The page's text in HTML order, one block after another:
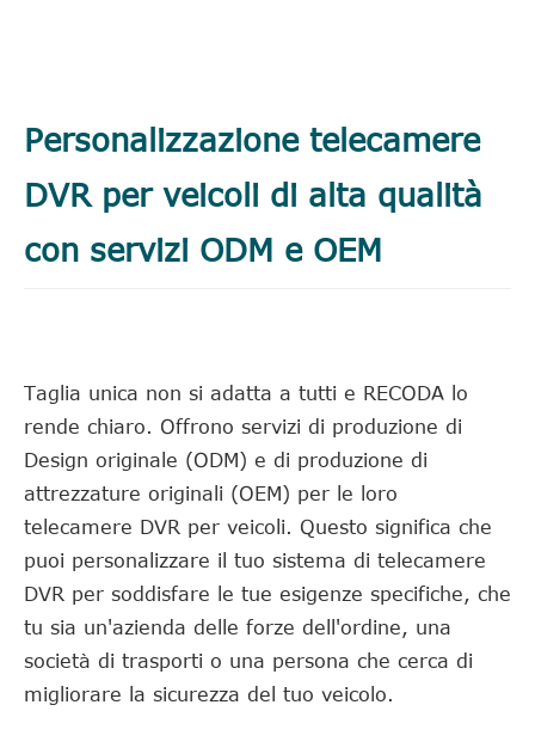
Personalizzazione telecamere
DVR per veicoli di alta qualità
con servizi ODM e OEM
Taglia unica non si adatta a tutti e RECODA lo
rende chiaro. Offrono servizi di produzione di
Design originale (ODM) e di produzione di
attrezzature originali (OEM) per le loro
telecamere DVR per veicoli. Questo significa che
puoi personalizzare il tuo sistema di telecamere
DVR per soddisfare le tue esigenze specifiche, che
tu sia un'azienda delle forze dell'ordine, una
società di trasporti o una persona che cerca di
migliorare la sicurezza del tuo veicolo.